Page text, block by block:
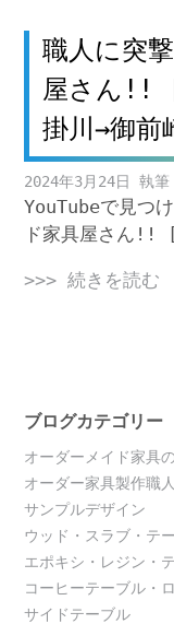
職人に突
屋さん!!
掛川→御前
2024年3月24日
YouTubeで見つ
ド家具屋さん!!
>>> 続きを読む
ブログカテゴリー
オーダーメイド家具
オーダー家具製作職
サンプルデザイン
ウッド・スラブ・テ
エポキシ・レジン・
コーヒーテーブル・
サイドテーブル